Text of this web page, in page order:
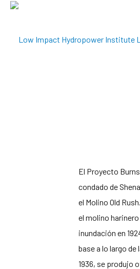
El Proyecto
condado de
el Molino Old
el molino
inundación en
base a lo largo de
1936, se produjo